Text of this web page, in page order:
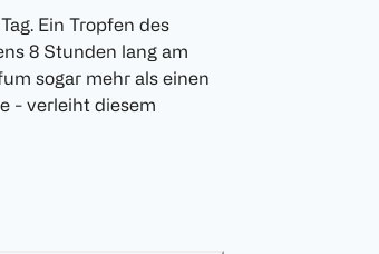
Ein Tropfen des
8 Stunden lang am
sogar mehr als einen
- verleiht diesem